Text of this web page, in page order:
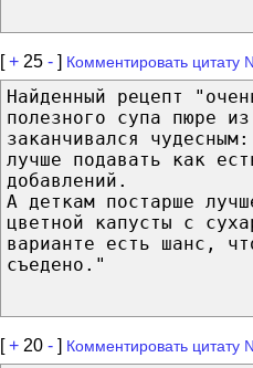
[+ 25 - ] Комментировать цитату
Найденный рецепт
полезного супа пюре
заканчивался
лучше подавать как
добавлений.
А деткам постарше
цветной капусты с
варианте есть шанс,
съедено."
[+ 20 - ] Комментировать цитату